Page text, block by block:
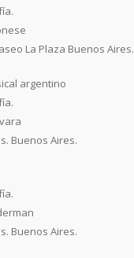
La Plaza Buenos Aires.
argentino
Buenos Aires.
Buenos Aires.